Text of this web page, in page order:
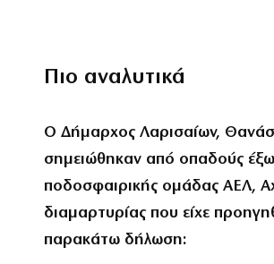
Πιο αναλυτικά
O Δήμαρχος Λαρισαίων,
σημειώθηκαν από οπαδούς
ποδοσφαιρικής ομάδας ΑΕΛ,
διαμαρτυρίας που είχε
παρακάτω δήλωση: